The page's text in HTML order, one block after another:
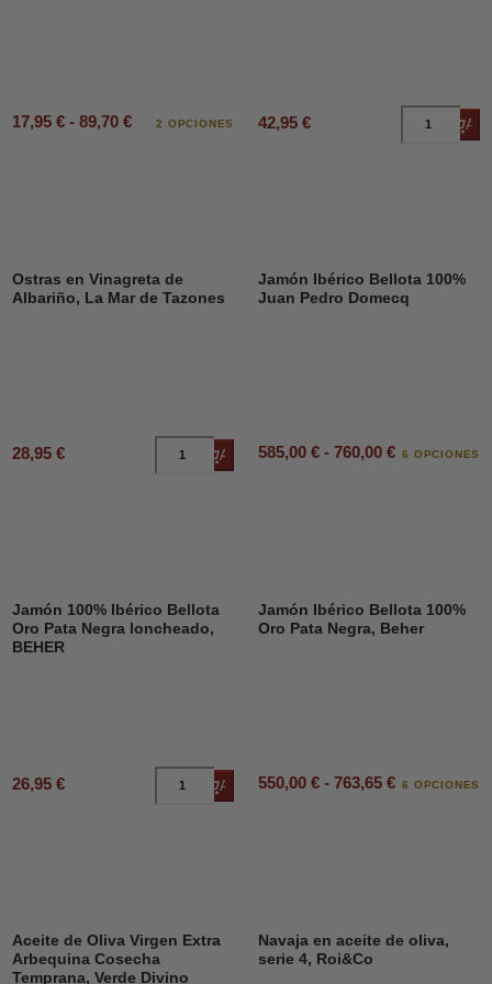
17,95 € - 89,70 € 2 OPCIONES 42,95 €
Ostras en Vinagreta de
Albariño, La Mar de Tazones
28,95 € Añadir al carrito
Jamón Ibérico Bellota 100%
Juan Pedro Domecq
585,00 € - 760,00 € 6 OPCIONES
Jamón 100% Ibérico Bellota
Oro Pata Negra loncheado,
BEHER
26,95 € Añadir al carrito
Jamón Ibérico Bellota 100%
Oro Pata Negra, Beher
550,00 € - 763,65 € 6 OPCIONES
DESCUENTO45%
Aceite de Oliva Virgen Extra
Arbequina Cosecha
Temprana, Verde Divino
Navaja en aceite de oliva,
serie 4, Roi&Co